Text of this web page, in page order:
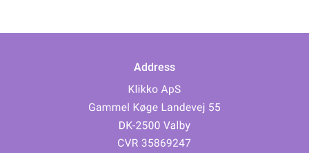
Address